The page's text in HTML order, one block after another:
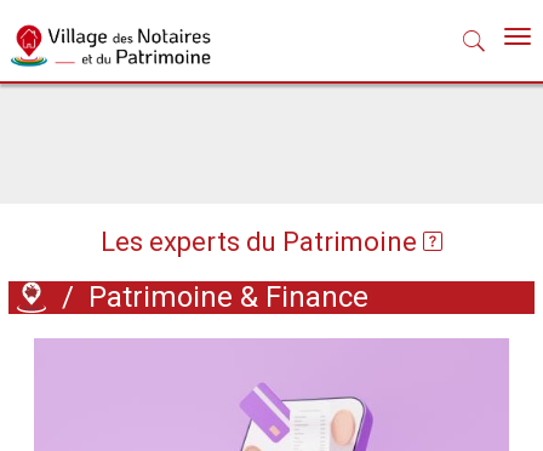
Les experts du Patrimoine
/ Patrimoine & Finance